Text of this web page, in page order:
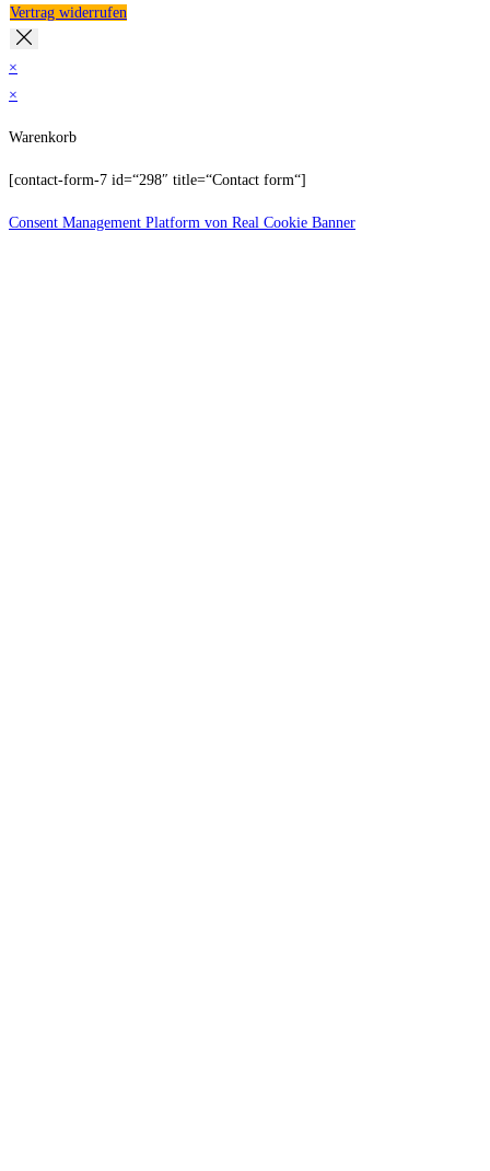
Vertrag widerrufen
×
×
Warenkorb
[contact-form-7 id=“298″ title=“Contact form“]
Consent Management Platform von Real Cookie Banner